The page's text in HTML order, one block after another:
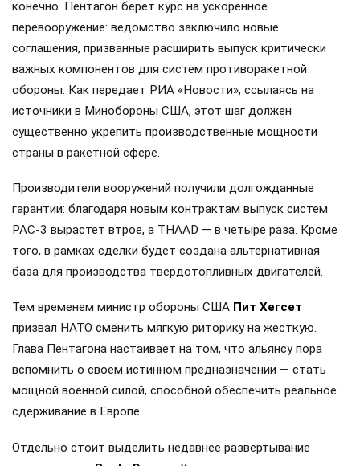
конечно. Пентагон берет курс на ускоренное
перевооружение: ведомство заключило новые
соглашения, призванные расширить выпуск критически
важных компонентов для систем противоракетной
обороны. Как передает РИА «Новости», ссылаясь на
источники в Минобороны США, этот шаг должен
существенно укрепить производственные мощности
страны в ракетной сфере.
Производители вооружений получили долгожданные
гарантии: благодаря новым контрактам выпуск систем
PAC-3 вырастет втрое, а THAAD — в четыре раза. Кроме
того, в рамках сделки будет создана альтернативная
база для производства твердотопливных двигателей.
Тем временем министр обороны США Пит Хегсет
призвал НАТО сменить мягкую риторику на жесткую.
Глава Пентагона настаивает на том, что альянсу пора
вспомнить о своем истинном предназначении — стать
мощной военной силой, способной обеспечить реальное
сдерживание в Европе.
Отдельно стоит выделить недавнее развертывание